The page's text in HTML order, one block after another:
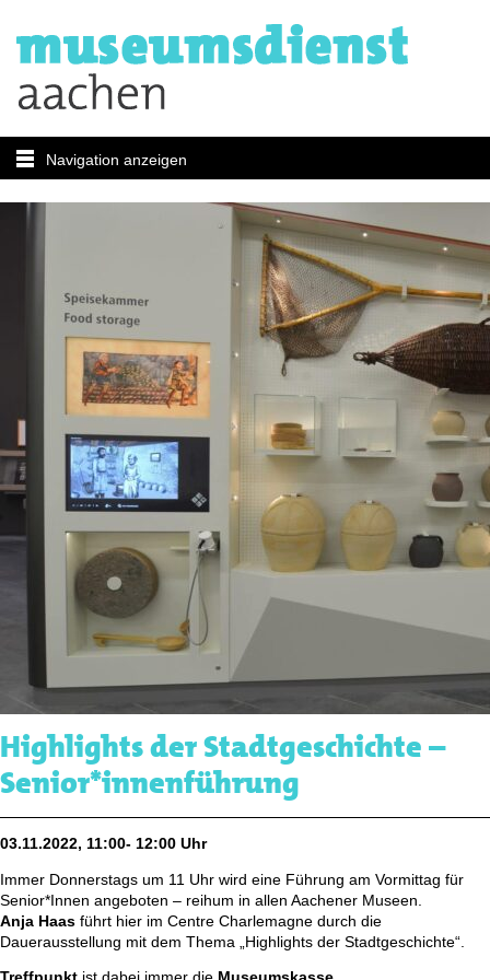
Navigation anzeigen
Highlights der Stadtgeschichte –
Senior*innenführung
03.11.2022, 11:00- 12:00 Uhr
Immer Donnerstags um 11 Uhr wird eine Führung am Vormittag für
Senior*Innen angeboten – reihum in allen Aachener Museen.
Anja Haas führt hier im Centre Charlemagne durch die
Dauerausstellung mit dem Thema „Highlights der Stadtgeschichte“.